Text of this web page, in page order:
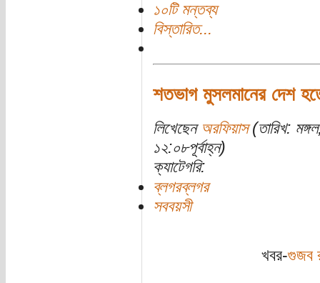
১০টি মন্তব্য
বিস্তারিত...
শতভাগ মুসলমানের দেশ
লিখেছেন অরফিয়াস(তারিখ:
১২:০৮পূর্বাহ্ন)
ক্যাটেগরি:
ব্লগরব্লগর
সববয়সী
খবর-গুজব